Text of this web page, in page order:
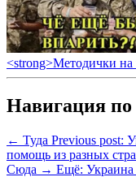
<strong>Методички
Навигация по
← Туда Previous post:
помощь из разных
Сюда → Ещё: Украина